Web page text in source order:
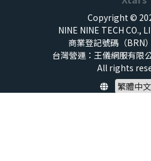
Copyright ©
NINE NINE TECH CO.,
商業登記號碼（BRN
台灣營運：王儀網服有限
All rights